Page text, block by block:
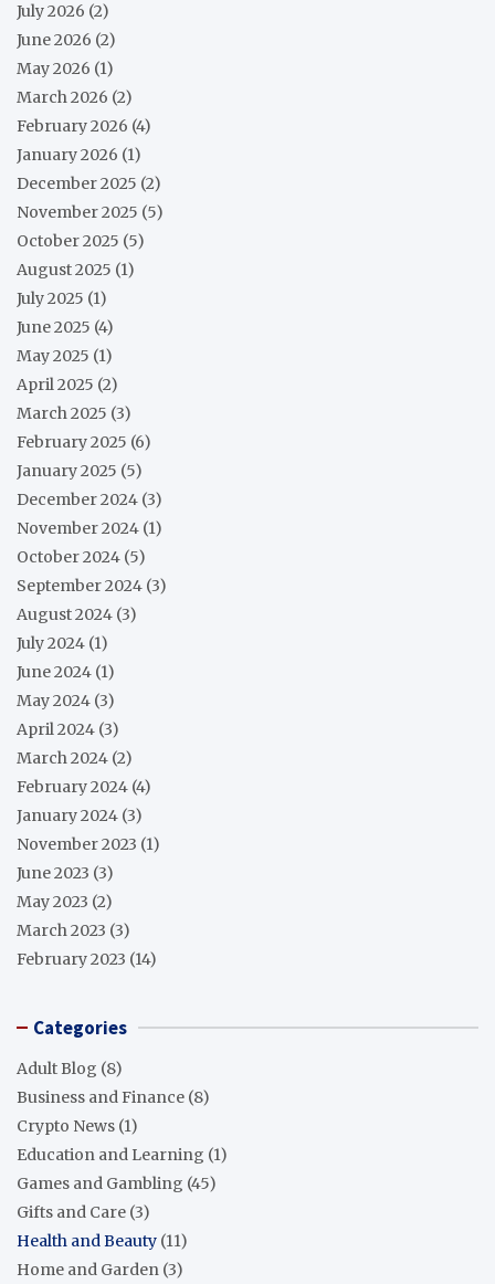
July 2026 (2)
June 2026 (2)
May 2026 (1)
March 2026 (2)
February 2026 (4)
January 2026 (1)
December 2025 (2)
November 2025 (5)
October 2025 (5)
August 2025 (1)
July 2025 (1)
June 2025 (4)
May 2025 (1)
April 2025 (2)
March 2025 (3)
February 2025 (6)
January 2025 (5)
December 2024 (3)
November 2024 (1)
October 2024 (5)
September 2024 (3)
August 2024 (3)
July 2024 (1)
June 2024 (1)
May 2024 (3)
April 2024 (3)
March 2024 (2)
February 2024 (4)
January 2024 (3)
November 2023 (1)
June 2023 (3)
May 2023 (2)
March 2023 (3)
February 2023 (14)
Categories
Adult Blog (8)
Business and Finance (8)
Crypto News (1)
Education and Learning (1)
Games and Gambling (45)
Gifts and Care (3)
Health and Beauty (11)
Home and Garden (3)